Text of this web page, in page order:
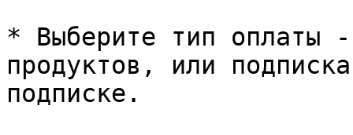
* Выберите тип оплаты
продуктов, или
подписке.